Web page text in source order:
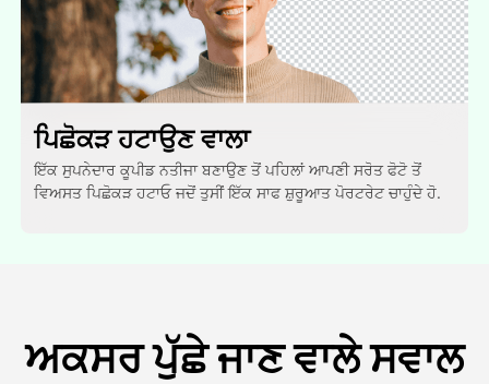
ਪਿਛੋਕੜ ਹਟਾਉਣ ਵਾਲਾ
ਇੱਕ ਸੁਪਨੇਦਾਰ ਕੂਪੀਡ ਨਤੀਜਾ ਬਣਾਉਣ ਤੋਂ ਪਹਿਲਾਂ ਆਪਣੀ ਸਰੋਤ ਫੋਟੋ ਤੋਂ
ਵਿਅਸਤ ਪਿਛੋਕੜ ਹਟਾਓ ਜਦੋਂ ਤੁਸੀਂ ਇੱਕ ਸਾਫ ਸ਼ੁਰੂਆਤ ਪੋਰਟਰੇਟ ਚਾਹੁੰਦੇ ਹੋ.
ਅਕਸਰ ਪੁੱਛੇ ਜਾਣ ਵਾਲੇ ਸਵਾਲ